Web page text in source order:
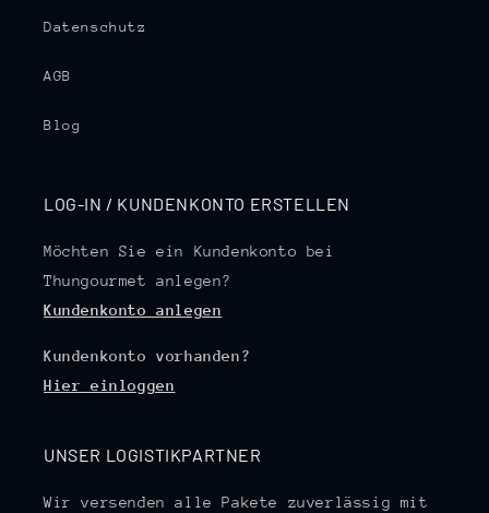
Datenschutz
AGB
Blog
LOG-IN / KUNDENKONTO ERSTELLEN
Möchten Sie ein Kundenkonto bei
Thungourmet anlegen?
Kundenkonto anlegen
Kundenkonto vorhanden?
Hier einloggen
UNSER LOGISTIKPARTNER
Wir versenden alle Pakete zuverlässig mit